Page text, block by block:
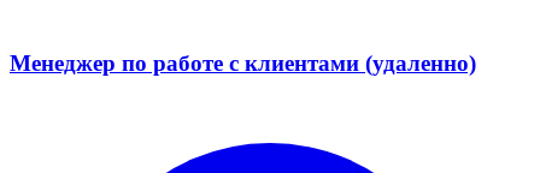
Менеджер по работе с клиентами (удаленно)